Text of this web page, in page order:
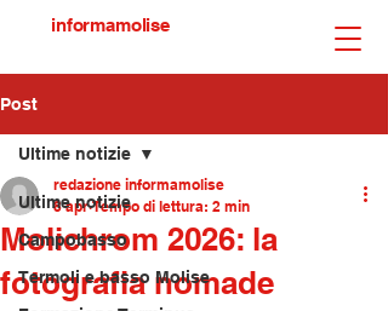
informamolise
Post
Ultime notizie
Campobasso
Termoli e basso Molise
Ultime notizie
Molichrom 2026: la
fotografia nomade
redazione informamolise
8 apr Tempo di lettura: 2 min